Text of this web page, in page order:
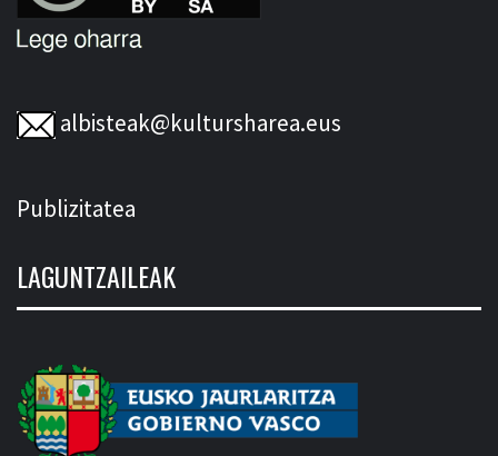
albisteak@kultursharea.eus
Publizitatea
LAGUNTZAILEAK